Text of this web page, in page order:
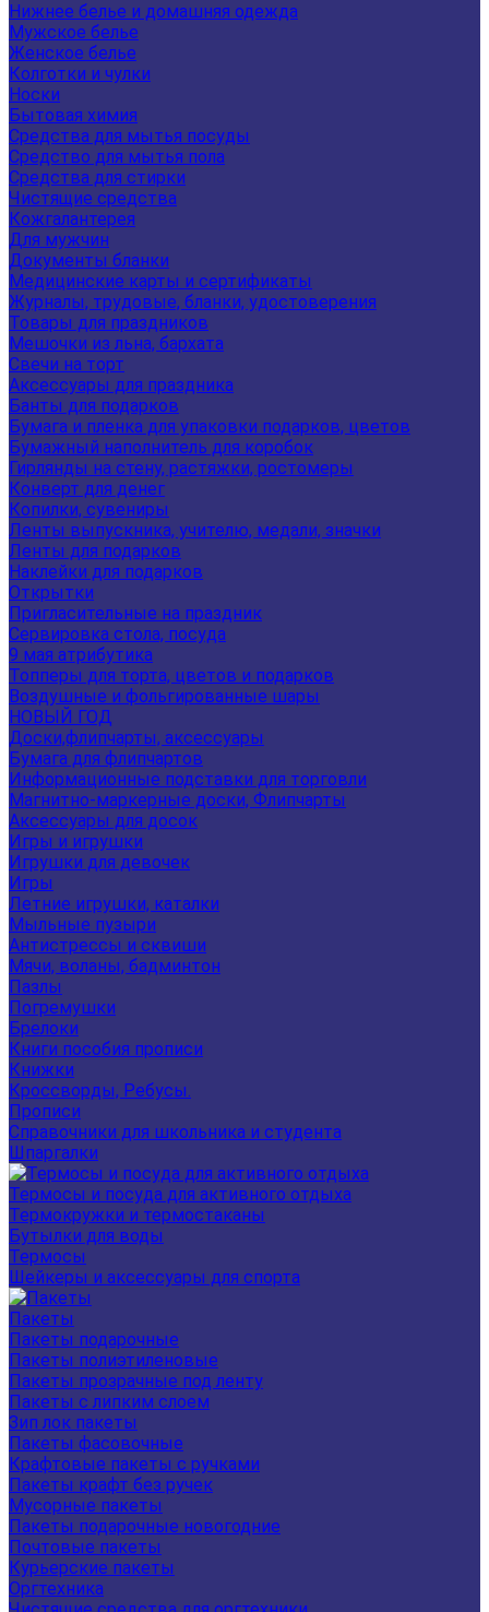
Нижнее белье и домашняя одежда
Мужское белье
Женское белье
Колготки и чулки
Носки
Бытовая химия
Средства для мытья посуды
Средство для мытья пола
Средства для стирки
Чистящие средства
Кожгалантерея
Для мужчин
Документы бланки
Медицинские карты и сертификаты
Журналы, трудовые, бланки, удостоверения
Товары для праздников
Мешочки из льна, бархата
Свечи на торт
Аксессуары для праздника
Банты для подарков
Бумага и пленка для упаковки подарков, цветов
Бумажный наполнитель для коробок
Гирлянды на стену, растяжки, ростомеры
Конверт для денег
Копилки, сувениры
Ленты выпускника, учителю, медали, значки
Ленты для подарков
Наклейки для подарков
Открытки
Пригласительные на праздник
Сервировка стола, посуда
9 мая атрибутика
Топперы для торта, цветов и подарков
Воздушные и фольгированные шары
НОВЫЙ ГОД
Доски,флипчарты, аксессуары
Бумага для флипчартов
Информационные подставки для торговли
Магнитно-маркерные доски, Флипчарты
Аксессуары для досок
Игры и игрушки
Игрушки для девочек
Игры
Летние игрушки, каталки
Мыльные пузыри
Антистрессы и сквиши
Мячи, воланы, бадминтон
Пазлы
Погремушки
Брелоки
Книги пособия прописи
Книжки
Кроссворды, Ребусы.
Прописи
Справочники для школьника и студента
Шпаргалки
Термосы и посуда для активного отдыха
Термокружки и термостаканы
Бутылки для воды
Термосы
Шейкеры и аксессуары для спорта
Пакеты
Пакеты подарочные
Пакеты полиэтиленовые
Пакеты прозрачные под ленту
Пакеты с липким слоем
Зип лок пакеты
Пакеты фасовочные
Крафтовые пакеты с ручками
Пакеты крафт без ручек
Мусорные пакеты
Пакеты подарочные новогодние
Почтовые пакеты
Курьерские пакеты
Оргтехника